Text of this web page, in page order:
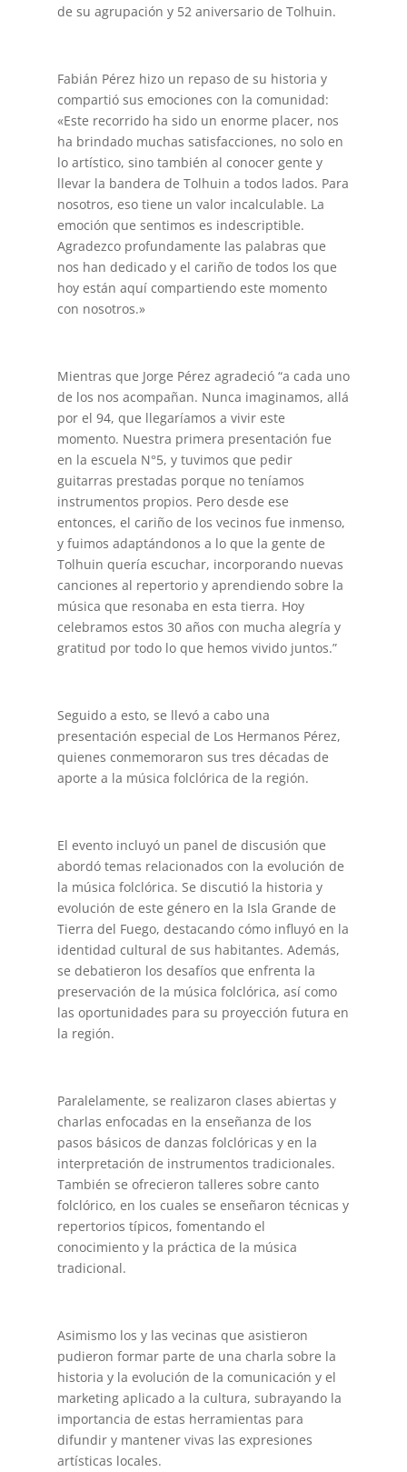
de su agrupación y 52 aniversario de Tolhuin.
Fabián Pérez hizo un repaso de su historia y
compartió sus emociones con la comunidad:
«Este recorrido ha sido un enorme placer, nos
ha brindado muchas satisfacciones, no solo en
lo artístico, sino también al conocer gente y
llevar la bandera de Tolhuin a todos lados. Para
nosotros, eso tiene un valor incalculable. La
emoción que sentimos es indescriptible.
Agradezco profundamente las palabras que
nos han dedicado y el cariño de todos los que
hoy están aquí compartiendo este momento
con nosotros.»
Mientras que Jorge Pérez agradeció “a cada uno
de los nos acompañan. Nunca imaginamos, allá
por el 94, que llegaríamos a vivir este
momento. Nuestra primera presentación fue
en la escuela N°5, y tuvimos que pedir
guitarras prestadas porque no teníamos
instrumentos propios. Pero desde ese
entonces, el cariño de los vecinos fue inmenso,
y fuimos adaptándonos a lo que la gente de
Tolhuin quería escuchar, incorporando nuevas
canciones al repertorio y aprendiendo sobre la
música que resonaba en esta tierra. Hoy
celebramos estos 30 años con mucha alegría y
gratitud por todo lo que hemos vivido juntos.”
Seguido a esto, se llevó a cabo una
presentación especial de Los Hermanos Pérez,
quienes conmemoraron sus tres décadas de
aporte a la música folclórica de la región.
El evento incluyó un panel de discusión que
abordó temas relacionados con la evolución de
la música folclórica. Se discutió la historia y
evolución de este género en la Isla Grande de
Tierra del Fuego, destacando cómo influyó en la
identidad cultural de sus habitantes. Además,
se debatieron los desafíos que enfrenta la
preservación de la música folclórica, así como
las oportunidades para su proyección futura en
la región.
Paralelamente, se realizaron clases abiertas y
charlas enfocadas en la enseñanza de los
pasos básicos de danzas folclóricas y en la
interpretación de instrumentos tradicionales.
También se ofrecieron talleres sobre canto
folclórico, en los cuales se enseñaron técnicas y
repertorios típicos, fomentando el
conocimiento y la práctica de la música
tradicional.
Asimismo los y las vecinas que asistieron
pudieron formar parte de una charla sobre la
historia y la evolución de la comunicación y el
marketing aplicado a la cultura, subrayando la
importancia de estas herramientas para
difundir y mantener vivas las expresiones
artísticas locales.